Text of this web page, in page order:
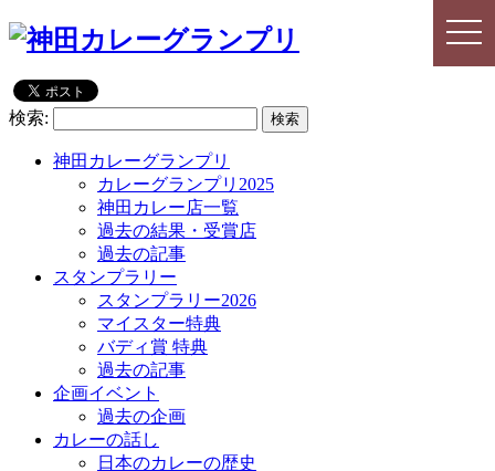
検索:
神田カレーグランプリ
カレーグランプリ2025
神田カレー店一覧
過去の結果・受賞店
過去の記事
スタンプラリー
スタンプラリー2026
マイスター特典
バディ賞 特典
過去の記事
企画イベント
過去の企画
カレーの話し
日本のカレーの歴史